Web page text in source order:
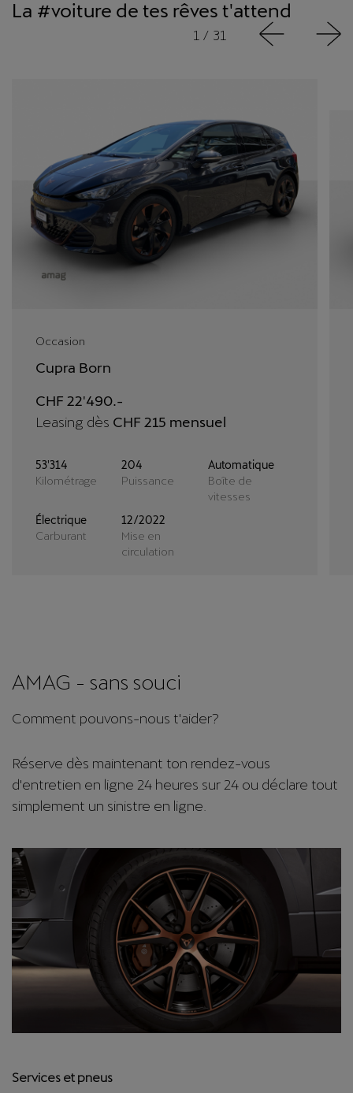
La #voiture de tes rêves t'attend
1 / 31
Occasion
Cupra Born
CHF 22'490.-
Leasing dès CHF 215 mensuel
53'314
Kilométrage
204
Puissance
Automatique
Boîte de
vitesses
Électrique
Carburant
12/2022
Mise en
circulation
AMAG - sans souci
Comment pouvons-nous t'aider?
Réserve dès maintenant ton rendez-vous
d'entretien en ligne 24 heures sur 24 ou déclare tout
simplement un sinistre en ligne.
Services et pneus